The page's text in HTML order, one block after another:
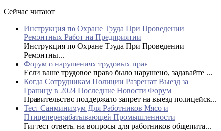
Сейчас читают
Инструкция по Охране Труда При Проведении
Ремонтных Работ на Предприятии
Инструкция по Охране Труда При Проведении
Ремонтны...
Форум о нарушениях трудовых прав
Если ваше трудовое право было нарушено, задавайте ...
Когда Сотрудникам Полиции Разрешат Выезд за
Границу в 2024 Последние Новости Форум
Правительство поддержало запрет на выезд полицейск...
Тест Санминимум Для Работников Мясо и
Птицеперерабатывающей Промышленности
Гигтест ответы на вопросы для работников общепита...